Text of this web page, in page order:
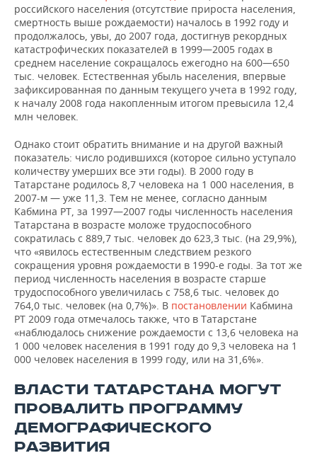
Тюменская
область
10,2 9,7 8,9 7,6
российского населения (отсутствие прироста населения,
смертность выше рождаемости) началось в 1992 году и
продолжалось, увы, до 2007 года, достигнув рекордных
катастрофических показателей в 1999—2005 годах в
среднем население сокращалось ежегодно на 600—650
тыс. человек. Естественная убыль населения, впервые
зафиксированная по данным текущего учета в 1992 году,
к началу 2008 года накопленным итогом превысила 12,4
млн человек.
Однако стоит обратить внимание и на другой важный
показатель: число родившихся (которое сильно уступало
количеству умерших все эти годы). В 2000 году в
Татарстане родилось 8,7 человека на 1 000 населения, в
2007-м — уже 11,3. Тем не менее, согласно данным
Кабмина РТ, за 1997—2007 годы численность населения
Татарстана в возрасте моложе трудоспособного
сократилась с 889,7 тыс. человек до 623,3 тыс. (на 29,9%),
что «явилось естественным следствием резкого
сокращения уровня рождаемости в 1990-е годы. За тот же
период численность населения в возрасте старше
трудоспособного увеличилась с 758,6 тыс. человек до
764,0 тыс. человек (на 0,7%)». В постановлении Кабмина
РТ 2009 года отмечалось также, что в Татарстане
«наблюдалось снижение рождаемости с 13,6 человека на
1 000 человек населения в 1991 году до 9,3 человека на 1
000 человек населения в 1999 году, или на 31,6%».
ВЛАСТИ ТАТАРСТАНА МОГУТ
ПРОВАЛИТЬ ПРОГРАММУ
ДЕМОГРАФИЧЕСКОГО
РАЗВИТИЯ